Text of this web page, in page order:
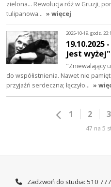
zielona… Rewolucja róż w Gruzji,
tulipanowa… » więcej
2025-10-19, godz.
jest
"Zniewalający
do współistnienia. Nawet nie
przyjaźń serdeczna; łączyło… »
1 2 3
47 na 5
Zadzwoń do studia: 510